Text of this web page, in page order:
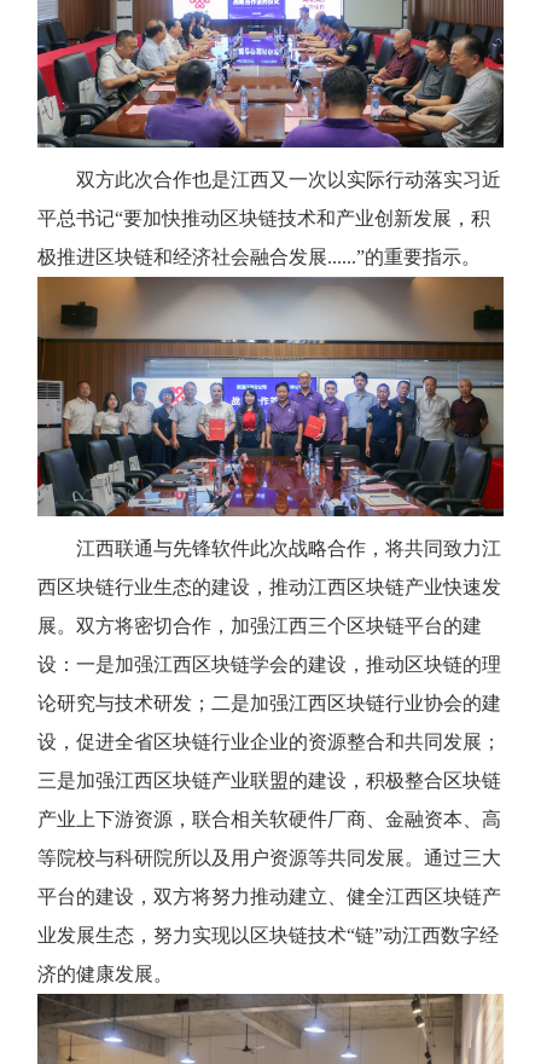
双方此次合作也是江西又一次以实际行动落实习近
平总书记“要加快推动区块链技术和产业创新发展，积
极推进区块链和经济社会融合发展......”的重要指示。
江西联通与先锋软件此次战略合作，将共同致力江
西区块链行业生态的建设，推动江西区块链产业快速发
展。双方将密切合作，加强江西三个区块链平台的建
设：一是加强江西区块链学会的建设，推动区块链的理
论研究与技术研发；二是加强江西区块链行业协会的建
设，促进全省区块链行业企业的资源整合和共同发展；
三是加强江西区块链产业联盟的建设，积极整合区块链
产业上下游资源，联合相关软硬件厂商、金融资本、高
等院校与科研院所以及用户资源等共同发展。通过三大
平台的建设，双方将努力推动建立、健全江西区块链产
业发展生态，努力实现以区块链技术“链”动江西数字经
济的健康发展。